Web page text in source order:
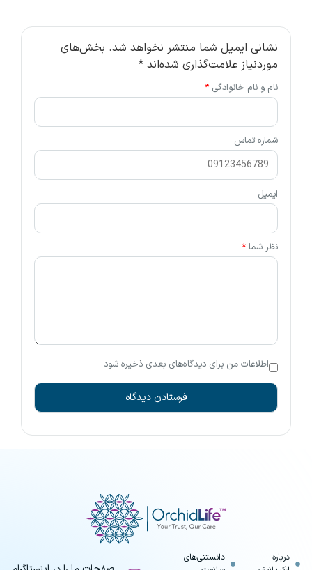
نشانی ایمیل شما منتشر نخواهد شد. بخش‌های
موردنیاز علامت‌گذاری شده‌اند *
نام و نام خانوادگی *
شماره تماس
ایمیل
نظر شما *
اطلاعات من برای دیدگاه‌های بعدی ذخیره شود
درباره
دانستنی‌های